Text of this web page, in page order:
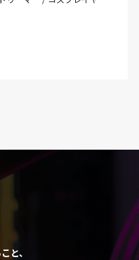
と、